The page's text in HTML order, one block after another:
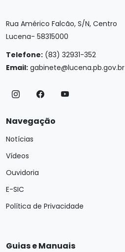
Rua Américo Falcão, S/N, Centro
Lucena- 58315000
Telefone: (83) 32931-352
Email: gabinete@lucena.pb.gov.br
Navegação
Notícias
Vídeos
Ouvidoria
E-SIC
Política de Privacidade
Guias e Manuais